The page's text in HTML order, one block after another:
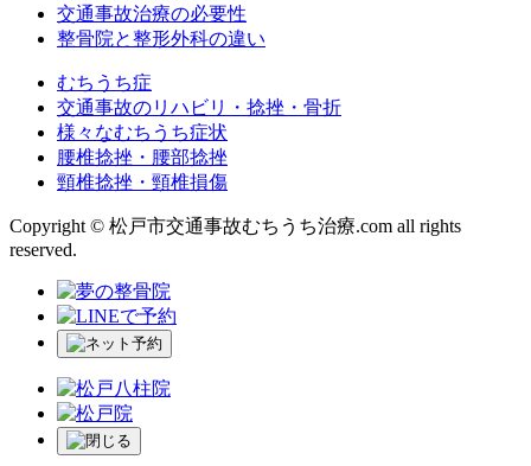
交通事故治療の必要性
整骨院と整形外科の違い
むちうち症
交通事故のリハビリ・捻挫・骨折
様々なむちうち症状
腰椎捻挫・腰部捻挫
頸椎捻挫・頸椎損傷
Copyright © 松戸市交通事故むちうち治療.com all rights
reserved.